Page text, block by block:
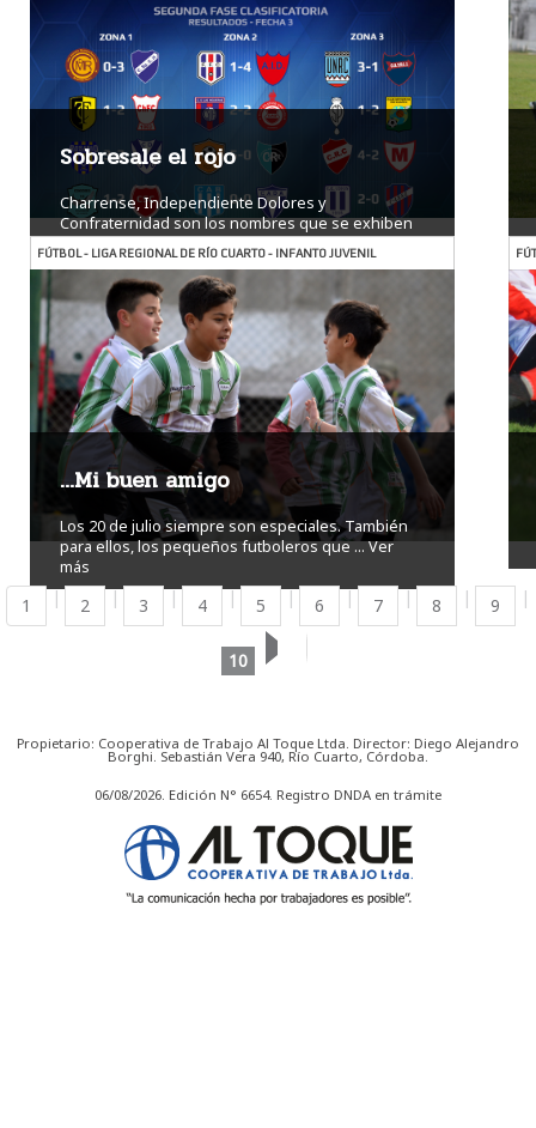
Sobresale el rojo
Charrense, Independiente Dolores y
Confraternidad son los nombres que se exhiben
en la ...Ver más
FÚTBOL - LIGA REGIONAL DE RÍO CUARTO - INFANTO JUVENIL
…Mi buen amigo
Los 20 de julio siempre son especiales. También
para ellos, los pequeños futboleros que ...Ver
más
1 2 3 4 5 6 7 8 9
10
Propietario: Cooperativa de Trabajo Al Toque Ltda. Director: Diego Alejandro
Borghi. Sebastián Vera 940, Río Cuarto, Córdoba.
06/08/2026. Edición N° 6654. Registro DNDA en trámite